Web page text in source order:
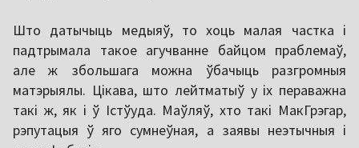
Што датычыць медыяў, то хоць малая частка і
падтрымала такое агучванне байцом праблемаў,
але ж збольшага можна ўбачыць разгромныя
матэрыялы. Цікава, што лейтматыў у іх пераважна
такі ж, як і ў Істўуда. Маўляў, хто такі МакГрэгар,
рэпутацыя ў яго сумнеўная, а заявы неэтычныя і